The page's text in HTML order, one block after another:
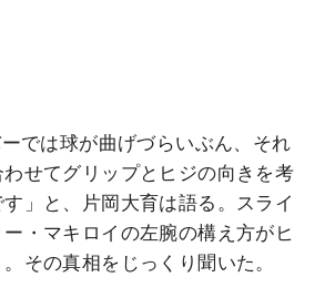
ーでは球が曲げづらいぶん、それ
せてグリップとヒジの向きを考
」と、片岡大育は語る。スライ
・マキロイの左腕の構え方がヒ
その真相をじっくり聞いた。